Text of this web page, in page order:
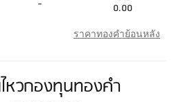
- 0.00
ราคาทองคำย้อนหลัง
หวกองทุนทองคำ